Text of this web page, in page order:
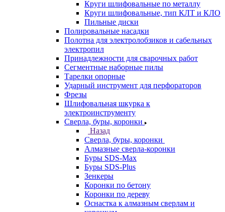
Круги шлифовальные по металлу
Круги шлифовальные, тип КЛТ и КЛО
Пильные диски
Полировальные насадки
Полотна для электролобзиков и сабельных
электропил
Принадлежности для сварочных работ
Сегментные наборные пилы
Тарелки опорные
Ударный инструмент для перфораторов
Фрезы
Шлифовальная шкурка к
электроинструменту
Сверла, буры, коронки
Назад
Сверла, буры, коронки
Алмазные сверла-коронки
Буры SDS-Max
Буры SDS-Plus
Зенкеры
Коронки по бетону
Коронки по дереву
Оснастка к алмазным сверлам и